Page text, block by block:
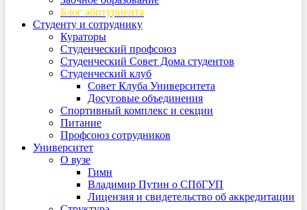
Блог абитуриента
Студенту и сотруднику
Кураторы
Студенческий профсоюз
Студенческий Совет Дома студентов
Студенческий клуб
Совет Клуба Университета
Досуговые объединения
Спортивный комплекс и секции
Питание
Профсоюз сотрудников
Университет
О вузе
Гимн
Владимир Путин о СПбГУП
Лицензия и свидетельство об аккредитации